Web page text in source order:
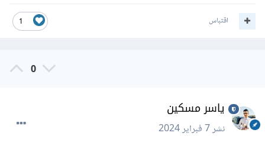
1 اقتباس
0
ياسر مسكين
نشر7 فبراير 2024